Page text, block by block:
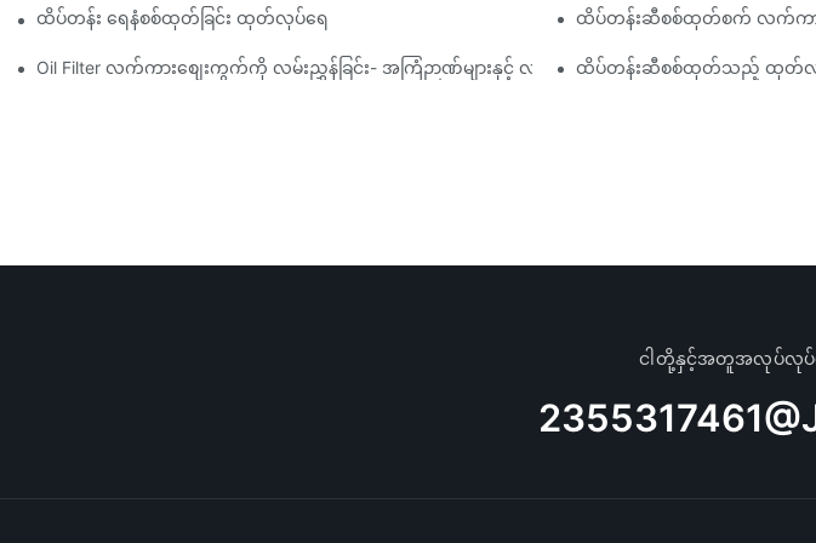
ထိပ်တန်း ရေနံစစ်ထုတ်ခြင်း ထုတ်လုပ်ရေးကုမ္ပဏီများ- ပြည့်စုံသော ခြုံငုံသုံးသပ်ချက်ထိပ်တန်းဆီစစ်ထုတ်စက် လက်ကား
Oil Filter လက်ကားစျေးကွက်ကို လမ်းညွှန်ခြင်း- အကြံဉာဏ်များနှင့် လှည့်ကွက်များထိပ်တန်းဆီစစ်ထုတ်သည့် ထုတ်လုပ်သူ
ငါတို့နှင့်အတူအလုပ်လုပ်ရ